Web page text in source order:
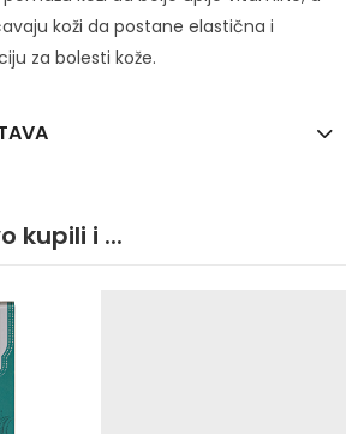
koži da postane elastična i
za bolesti kože.
kupili i ...